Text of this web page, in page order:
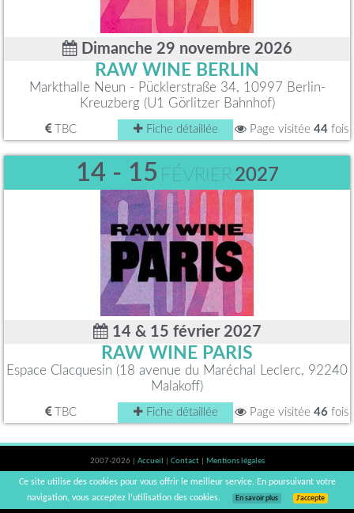
Dimanche 29 novembre 2026
RAW WINE BERLIN
Markthalle Neun - Pücklerstraße 34, 10997 Berlin-
Kreuzberg (U1 Görlitzer Bahnhof)
TBC Fiche détaillée Page visitée 44 fois
14 - 15 FÉVRIER2027
14 & 15 février 2027
RAW WINE PARIS
Espace Clacquesin (18 avenue du Maréchal Leclerc, 92240
Malakoff)
TBC Fiche détaillée Page visitée 46 fois
2007-2026 | Accueil Contact
Mentions légales
L'abus d'alcool est dangereux pour la santé, à consommer avec modération. |
vinsnaturels | v3.12
Ce site utilise des cookies pour vous offrir le meilleur service. En poursuivant votre
navigation, vous acceptez l’utilisation des cookies.
En savoir plus J’accepte